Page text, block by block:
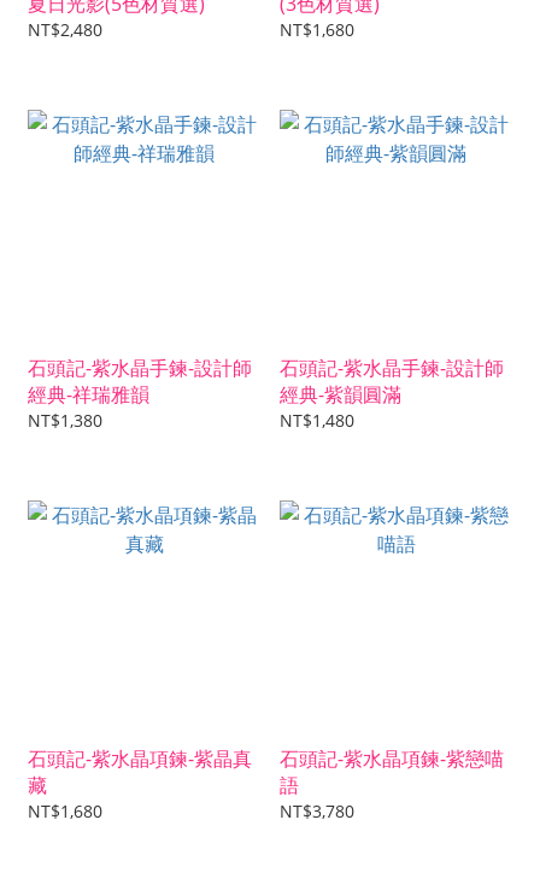
NT$2,480 NT$1,680
石頭記-紫水晶手鍊-設計師
經典-祥瑞雅韻
NT$1,380
石頭記-紫水晶手鍊-設計師
經典-紫韻圓滿
NT$1,480
石頭記-紫水晶項鍊-紫晶真
藏
NT$1,680
石頭記-紫水晶項鍊-紫戀喵
語
NT$3,780